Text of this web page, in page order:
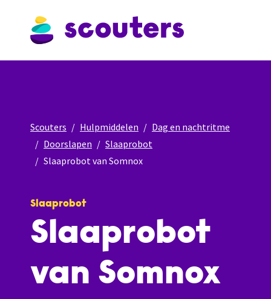
Scouters Hulpmiddelen
Dag en nachtritme
Doorslapen
Slaaprobot
Slaaprobot van Somnox
Slaaprobot
Slaaprobot
van Somnox